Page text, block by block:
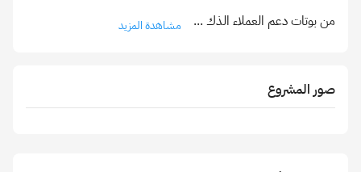
من بوتات دعم العملاء الذك ... مشاهدة المزيد
صور المشروع